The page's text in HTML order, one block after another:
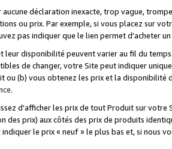
aucune déclaration inexacte, trop vague,
ou prix. Par exemple, si vous placez sur
pas indiquer que le lien permet d'acheter
leur disponibilité peuvent varier au fil du
de changer, votre Site peut indiquer
ou (b) vous obtenez les prix et la disponibilité
.
d'afficher les prix de tout Produit sur
des prix) aux côtés des prix de produits
le prix « neuf » le plus bas et, si nous